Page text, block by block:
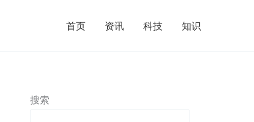
首页 资讯 科技 知识
搜索